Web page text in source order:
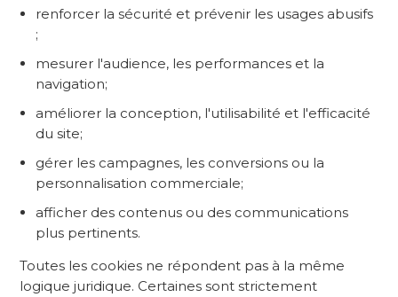
renforcer la sécurité et prévenir les usages abusifs
;
mesurer l'audience, les performances et la
navigation;
améliorer la conception, l'utilisabilité et l'efficacité
du site;
gérer les campagnes, les conversions ou la
personnalisation commerciale;
afficher des contenus ou des communications
plus pertinents.
Toutes les cookies ne répondent pas à la même
logique juridique. Certaines sont strictement